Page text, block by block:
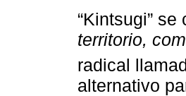
“Kintsugi”
territorio,
radical
alternativo